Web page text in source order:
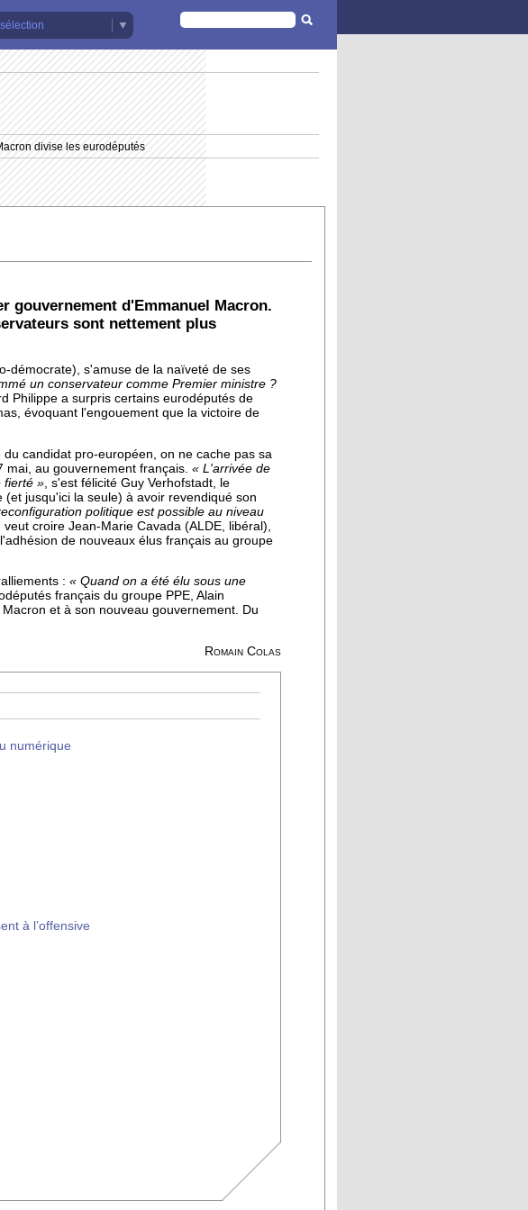
FORMULAIRE
DE
RECHERCHE
divise les eurodéputés
gouvernement d'Emmanuel Macron.
sont nettement plus
démocrate), s'amuse de la naïveté de ses
un conservateur comme Premier ministre ?
Philippe a surpris certains eurodéputés de
évoquant l'engouement que la victoire de
candidat pro-européen, on ne cache pas sa
au gouvernement français. « L'arrivée de
fierté » , s'est félicité Guy Verhofstadt, le
jusqu'ici la seule) à avoir revendiqué son
politique est possible au niveau
, veut croire Jean-Marie Cavada (ALDE, libéral),
de nouveaux élus français au groupe
: « Quand on a été élu sous une
français du groupe PPE, Alain
et à son nouveau gouvernement. Du
Romain Colas
numérique
à l’offensive